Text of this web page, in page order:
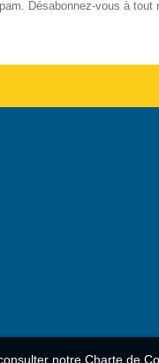
Désabonnez-vous à tout
notre Charte de